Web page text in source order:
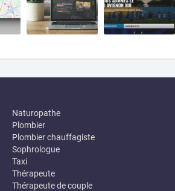
Naturopathe
Plombier
Plombier chauffagiste
Sophrologue
Taxi
Thérapeute
Thérapeute de couple